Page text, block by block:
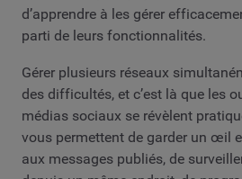
d’apprendre à les gérer
parti de leurs fonctionnalités.
Gérer plusieurs réseaux
des difficultés, et c’est là que les
médias sociaux se révèlent
vous permettent de garder un œil
aux messages publiés, de